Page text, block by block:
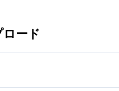
ード